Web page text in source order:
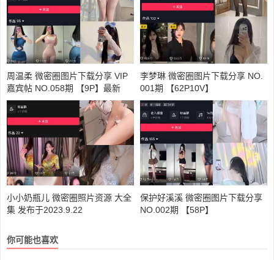
周温柔 微密圈图片下载分享 VIP
嘉宾帖 NO.058期 【9P】最新
至：2024.7.19
李梦琳 微密圈图片下载分享 NO.
001期 【62P10V】
小小奶瓶儿 微密圈照片资源 大全
集 发布于2023.9.22
保护好溪溪 微密圈图片下载分享
NO.002期 【58P】
你可能也喜欢